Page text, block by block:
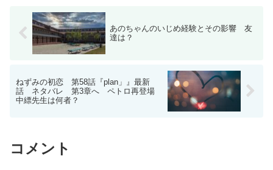
あのちゃんのいじめ経験とその影響 友
達は？
ねずみの初恋 第58話『plan」』最新
話 ネタバレ 第3章へ ペトロ再登場
中縹先生は何者？
コメント